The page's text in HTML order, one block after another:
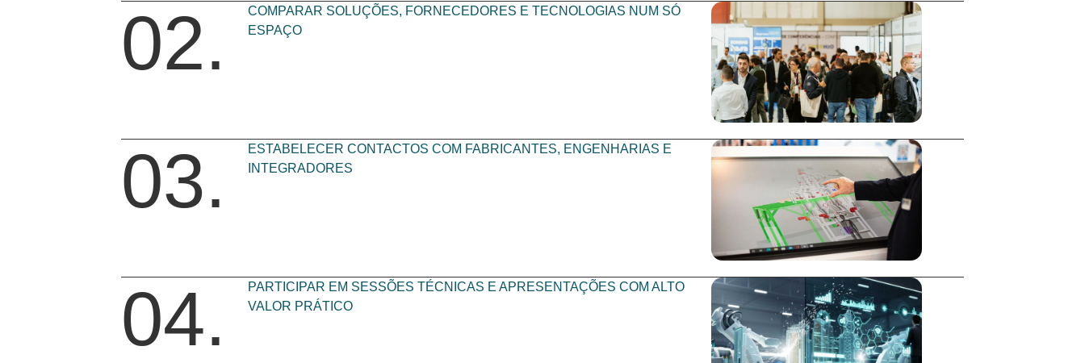
02.
COMPARAR SOLUÇÕES, FORNECEDORES E TECNOLOGIAS NUM SÓ
ESPAÇO
03.
ESTABELECER CONTACTOS COM FABRICANTES, ENGENHARIAS E
INTEGRADORES
04.
PARTICIPAR EM SESSÕES TÉCNICAS E APRESENTAÇÕES COM ALTO
VALOR PRÁTICO